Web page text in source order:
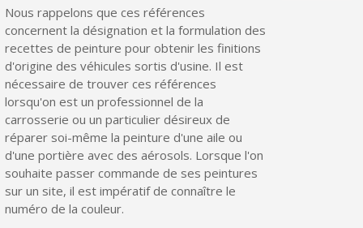
Livraison sous 24 h en France Métropolitaine
Retour produits sous 14 jours
Réduction de 5€ sur la première commande
10€ de bon d'achat pour chaque parrainage
Inscription à la newsletter : 5€ de réduction
Nous rappelons que ces références
concernent la désignation et la formulation des
recettes de peinture pour obtenir les finitions
d'origine des véhicules sortis d'usine. Il est
nécessaire de trouver ces références
lorsqu'on est un professionnel de la
carrosserie ou un particulier désireux de
réparer soi-même la peinture d'une aile ou
d'une portière avec des aérosols. Lorsque l'on
souhaite passer commande de ses peintures
sur un site, il est impératif de connaître le
numéro de la couleur.